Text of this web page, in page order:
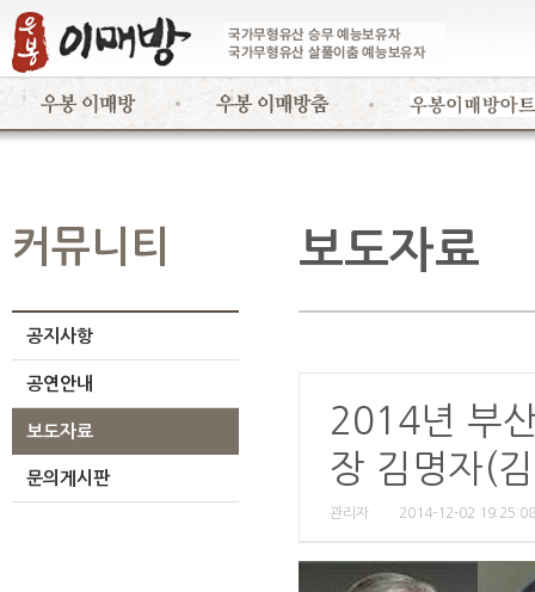
커뮤니티
공지사항
공연안내
보도자료
문의게시판
보도자료
2014년 부
장 김명자(
관리자 2014-12-02 19:25:08